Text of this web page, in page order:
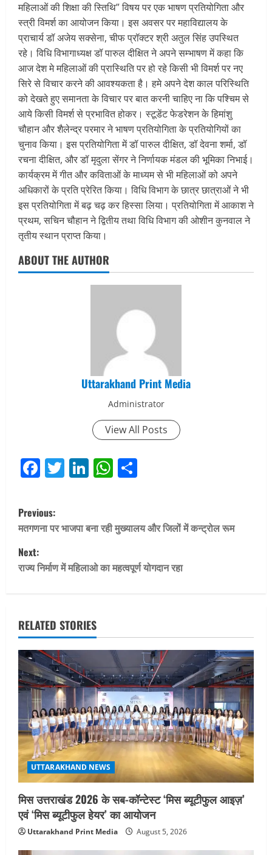
महिलाओं की शिक्षा की स्तिथि” विषय पर एक भाषण प्रतियोगिता और
स्त्री विमर्श का आयोजन किया। इस अवसर पर महाविद्यालय के
प्राचार्य डॉ अजेय सक्सेना, चीफ प्रॉक्टर श्री अतुल सिंह उपस्थित
रहे। विधि विभागाध्यक्ष डॉ पारुल दीक्षित ने अपने सम्भाषण में कहा कि
आज देश मे महिलाओं की प्रास्थिति पर हो रहे किसी भी विमर्श पर नए
सिरे से विचार करने की आवश्यकता है। हमे अपने देश काल परिस्थिति
को देखते हुए समानता के विचार पर बात करनी चाहिए ना कि पश्चिम से
आये किसी विमर्श से प्रभावित होकर। स्टूडेंट फेडरेशन के हिमांशु
चौहान और शैलेन्द्र परमार ने भाषण प्रतियोगिता के प्रतियोगियों का
चुनाव किया। इस प्रतियोगिता में डॉ पारुल दीक्षित, डॉ देवना शर्मा, डॉ
रचना दीक्षित, और डॉ मृदुला सेंगर ने निर्णायक मंडल की भूमिका निभाई।
कार्यक्रम में गीत और कविताओं के माध्यम से भी महिलाओं को अपने
अधिकारों के प्रति प्रेरित किया। विधि विभाग के छात्र छात्राओं ने भी
इस प्रतियोगिता में बढ़ चढ़ कर हिस्सा लिया। प्रतियोगिता में आकाश ने
प्रथम, सचिन चौहान ने द्वितीय तथा विधि विभाग की ओशीन कुनवाल ने
तृतीय स्थान प्राप्त किया।
ABOUT THE AUTHOR
Uttarakhand Print Media
Administrator
View All Posts
Facebook
Twitter
LinkedIn
WhatsApp
P
o
s
a
v
i
g
a
t
i
o
n
Previous:
मतगणना पर भाजपा बना रही मुख्यालय और जिलों में कन्ट्रोल रूम
Next:
राज्य निर्माण में महिलाओ का महत्वपूर्ण योगदान रहा
RELATED STORIES
UTTARAKHAND NEWS
मिस उत्तराखंड 2026 के सब-कॉन्टेस्ट ‘मिस ब्यूटीफुल आइज़’
एवं ‘मिस ब्यूटीफुल हेयर’ का आयोजन
Uttarakhand Print Media August 5, 2026